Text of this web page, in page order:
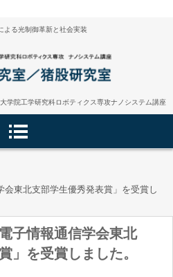
よる光制御革新と社会実装
学院工学研究科ロボティクス専攻ナノシステム講座
東北支部学生優秀発表賞」を受賞し
子情報通信学会東北
」を受賞しました。